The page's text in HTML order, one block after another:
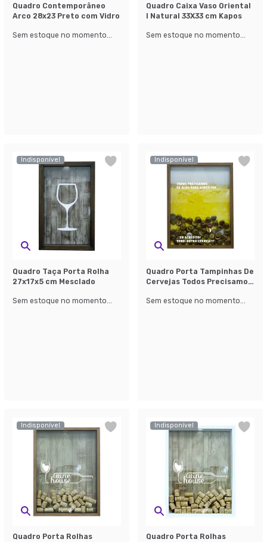
Quadro Contemporâneo
Arco 28x23 Preto com Vidro
Sem estoque no momento...
Quadro Caixa Vaso Oriental
I Natural 33X33 cm Kapos
Sem estoque no momento...
Indisponível
Quadro Taça Porta Rolha
27x17x5 cm Mesclado
Sem estoque no momento...
Indisponível
Quadro Porta Tampinhas De
Cervejas Todos Precisamos
Sem estoque no momento...
Indisponível
Quadro Porta Rolhas
Indisponível
Quadro Porta Rolhas